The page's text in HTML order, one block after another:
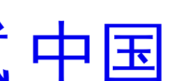
中国